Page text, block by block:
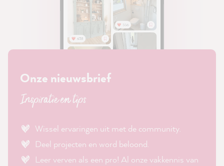
Onze nieuwsbrief
Inspiratie en tips
Wissel ervaringen uit met de community.
Deel projecten en word beloond.
Leer verven als een pro! Al onze vakkennis van